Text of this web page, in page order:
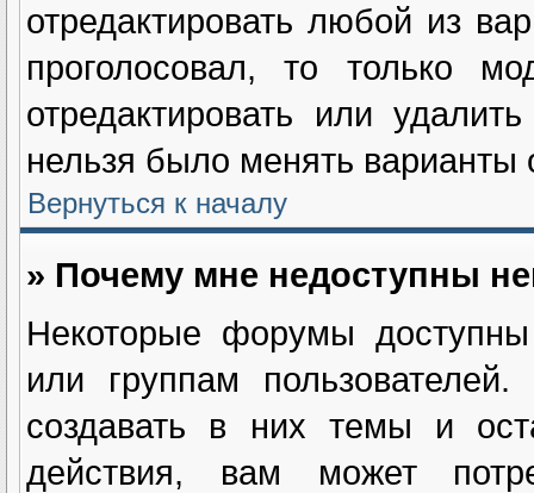
отредактировать любой из
проголосовал, то только
отредактировать или
нельзя было менять варианты
Вернуться к началу
» Почему мне недоступны
Некоторые форумы
или группам
создавать в них темы и
действия, вам может